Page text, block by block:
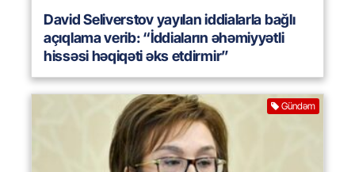
David Seliverstov yayılan iddialarla bağlı
açıqlama verib: “İddiaların əhəmiyyətli
hissəsi həqiqəti əks etdirmir”
Gündəm